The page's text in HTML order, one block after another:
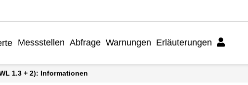
Messstellen Abfrage Warnungen Erläuterungen
1.3 + 2): Informationen